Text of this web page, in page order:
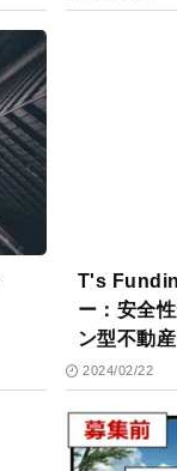
T's
ー：安全
ン型不動
グへの挑戦
2024/02/22